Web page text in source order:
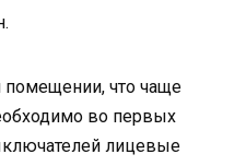
что чаще
во первых
лицевые